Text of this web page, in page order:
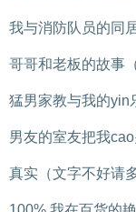
我与消防队员的同
哥哥和老板的故事
猛男家教与我的yin
男友的室友把我cao
真实（文字不好请